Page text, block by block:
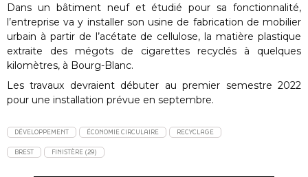
Dans un bâtiment neuf et étudié pour sa fonctionnalité,
l’entreprise va y installer son usine de fabrication de mobilier
urbain à partir de l’acétate de cellulose, la matière plastique
extraite des mégots de cigarettes recyclés à quelques
kilomètres, à Bourg-Blanc.
Les travaux devraient débuter au premier semestre 2022
pour une installation prévue en septembre.
DÉVELOPPEMENT ÉCONOMIE CIRCULAIRE RECYCLAGE
BREST FINISTÈRE (29)